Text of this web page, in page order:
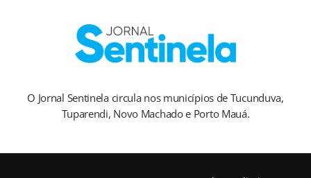
O Jornal Sentinela circula nos municípios de Tucunduva,
Tuparendi, Novo Machado e Porto Mauá.